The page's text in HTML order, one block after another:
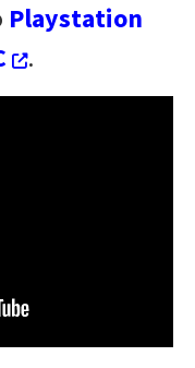
Playstation
.